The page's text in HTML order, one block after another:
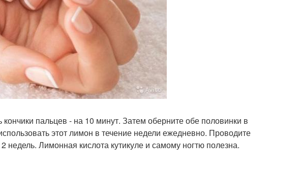
пальцев - на 10 минут. Затем оберните обе половинки в
этот лимон в течение недели ежедневно. Проводите
Лимонная кислота кутикуле и самому ногтю полезна.